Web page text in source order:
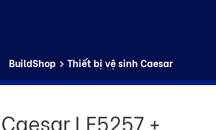
BuildShop Thiết bị vệ sinh Caesar
LF5257 +